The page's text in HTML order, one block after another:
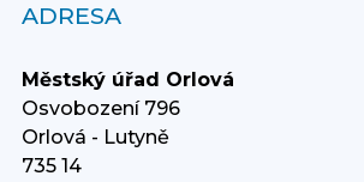
ADRESA
Městský úřad Orlová
Osvobození 796
Orlová - Lutyně
735 14